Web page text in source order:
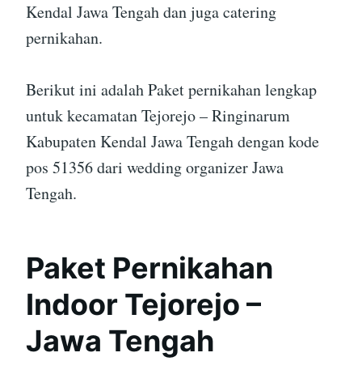
Kendal Jawa Tengah dan juga catering
pernikahan.
Berikut ini adalah Paket pernikahan lengkap
untuk kecamatan Tejorejo – Ringinarum
Kabupaten Kendal Jawa Tengah dengan kode
pos 51356 dari wedding organizer Jawa
Tengah.
Paket Pernikahan
Indoor Tejorejo –
Jawa Tengah